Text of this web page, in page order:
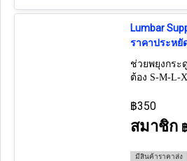
Lumbar
ราคาประหยั
ช่วยพยุงกระ
ต้อง S-M-L-
฿350
สมาชิก
มีสินค้าราคาส่ง